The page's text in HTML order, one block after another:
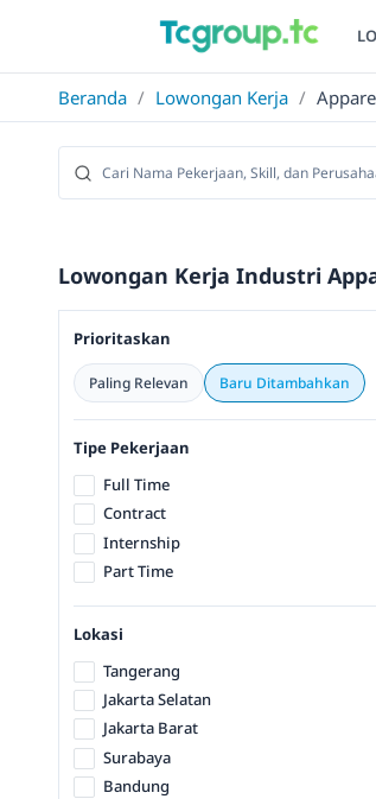
Beranda / Lowongan Kerja /
Lowongan Kerja Industri
Prioritaskan
Paling Relevan Baru Ditambahkan
Tipe Pekerjaan
Full Time
Contract
Internship
Part Time
Lokasi
Tangerang
Jakarta Selatan
Jakarta Barat
Surabaya
Bandung